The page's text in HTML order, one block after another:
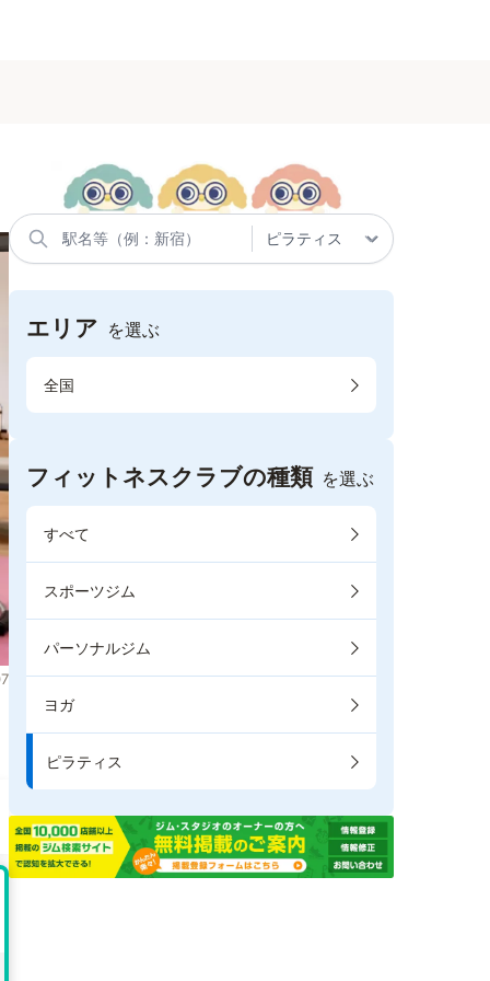
エリア を選ぶ
全国
フィットネスクラブの種類 を選ぶ
すべて
スポーツジム
パーソナルジム
ヨガ
ピラティス